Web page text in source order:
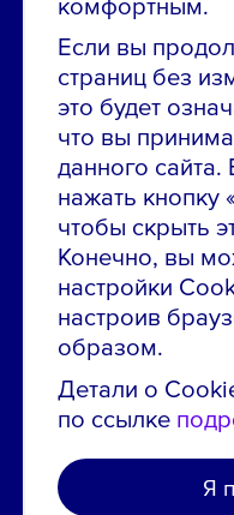
Если вы
страниц без
это будет
что вы
данного
нажать кнопку
чтобы скрыть
Конечно, вы
настройки
настроив
образом.
Детали о
по ссылке
Я
8 800 700-19-43
Сообщить об ошибке
ПАО «ГМК
Использование
без согласования
Российская
Красногвардейский
Политика
Политика
Пользовательское
сайта
Создано в агентстве